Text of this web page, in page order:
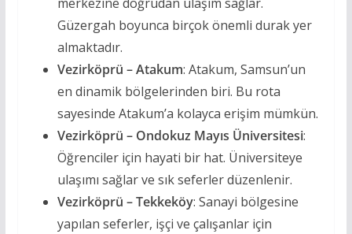
Güzergah boyunca birçok önemli durak yer
almaktadır.
Vezirköprü – Atakum: Atakum, Samsun’un
en dinamik bölgelerinden biri. Bu rota
sayesinde Atakum’a kolayca erişim mümkün.
Vezirköprü – Ondokuz Mayıs Üniversitesi:
Öğrenciler için hayati bir hat. Üniversiteye
ulaşımı sağlar ve sık seferler düzenlenir.
Vezirköprü – Tekkeköy: Sanayi bölgesine
yapılan seferler, işçi ve çalışanlar için